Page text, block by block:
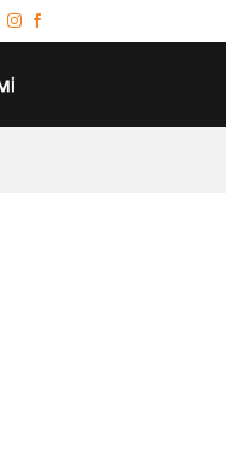
للمحتوى